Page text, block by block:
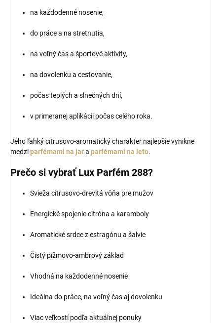
na každodenné nosenie,
do práce a na stretnutia,
na voľný čas a športové aktivity,
na dovolenku a cestovanie,
počas teplých a slnečných dní,
v primeranej aplikácii počas celého roka.
Jeho ľahký citrusovo-aromatický charakter najlepšie vynikne
medziparfémami na jara parfémami na leto.
Prečo si vybrať Lux Parfém 288?
Svieža citrusovo-drevitá vôňa pre mužov
Energické spojenie citróna a karamboly
Aromatické srdce z estragónu a šalvie
Čistý pižmovo-ambrový základ
Vhodná na každodenné nosenie
Ideálna do práce, na voľný čas aj dovolenku
Viac veľkostí podľa aktuálnej ponuky